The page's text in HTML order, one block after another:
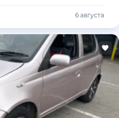
6 августа